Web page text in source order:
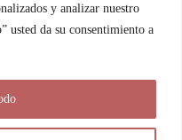
y analizar nuestro
usted da su consentimiento a
la Cabra
nº 2B, 49190, Morales